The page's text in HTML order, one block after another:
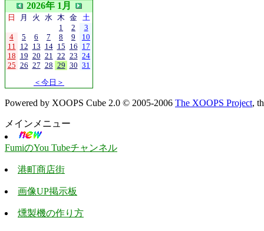
2026年 1月
日 月 火 水 木 金 土
1
2
3
4
5 6 7 8 9
10
11 12 13 14 15 16 17
18 19 20 21 22 23 24
25 26 27 28 29 30 31
＜今日＞
Powered by XOOPS Cube 2.0 © 2005-2006 The XOOPS Project,
メインメニュー
FumiのYou Tubeチャンネル
港町商店街
画像UP掲示板
燻製機の作り方